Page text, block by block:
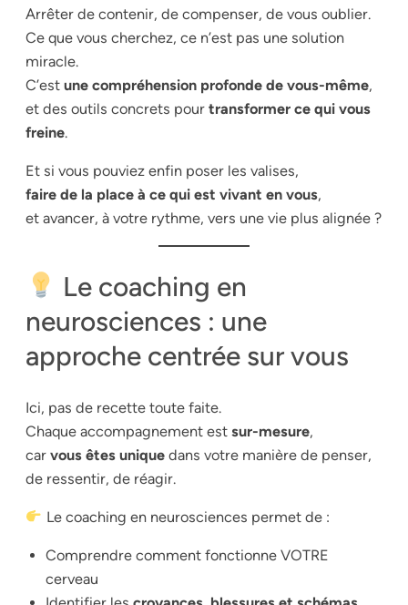
Arrêter de contenir, de compenser, de vous oublier.
Ce que vous cherchez, ce n’est pas une solution
miracle.
C’est une compréhension profonde de vous-même,
et des outils concrets pour transformer ce qui vous
freine.
Et si vous pouviez enfin poser les valises,
faire de la place à ce qui est vivant en vous,
et avancer, à votre rythme, vers une vie plus alignée ?
Le coaching en
neurosciences : une
approche centrée sur vous
Ici, pas de recette toute faite.
Chaque accompagnement est sur-mesure,
car vous êtes unique dans votre manière de penser,
de ressentir, de réagir.
Le coaching en neurosciences permet de :
Comprendre comment fonctionne VOTRE
cerveau